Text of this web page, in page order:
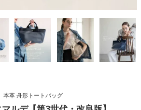
本革 舟形トートバッグ